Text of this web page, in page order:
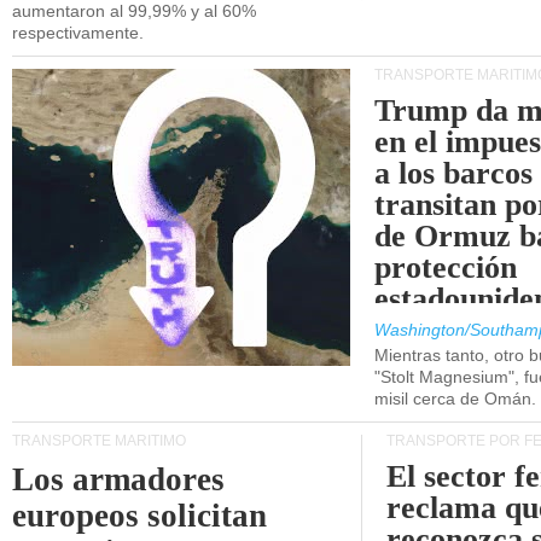
aumentaron al 99,99% y al 60%
respectivamente.
TRANSPORTE
Trump da
en el
a los barcos
transitan
de Ormuz
protección
Washington/
Mientras tanto, otro
"Stolt Magnesium",
misil cerca de Omán.
TRANSPORTE MARÍTIMO
Los armadores
europeos solicitan
TRANSPORTE POR
El sector
reclama